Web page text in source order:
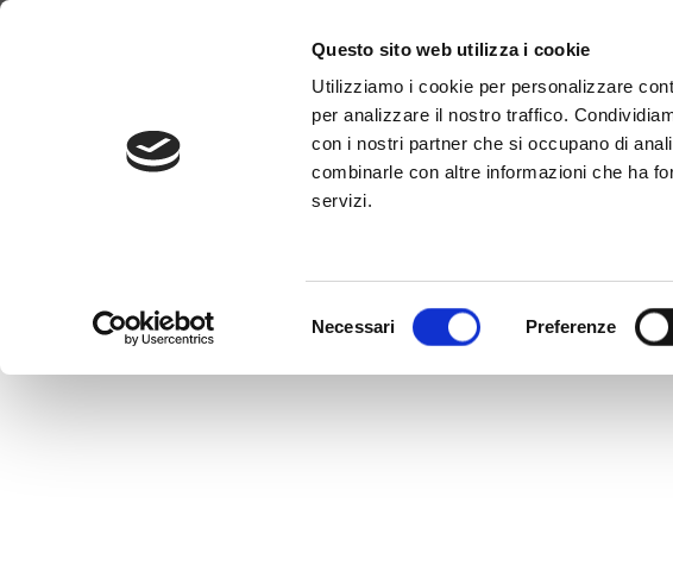
Questo sito web utilizza i cookie
Utilizziamo i cookie per personalizzare
per analizzare il nostro traffico.
con i nostri partner che si occupano di
combinarle con altre informazioni che ha
servizi.
Necessari Preferenze
Pourquoi WimTV Comment ça marche Video
GIGI PROIETTI E